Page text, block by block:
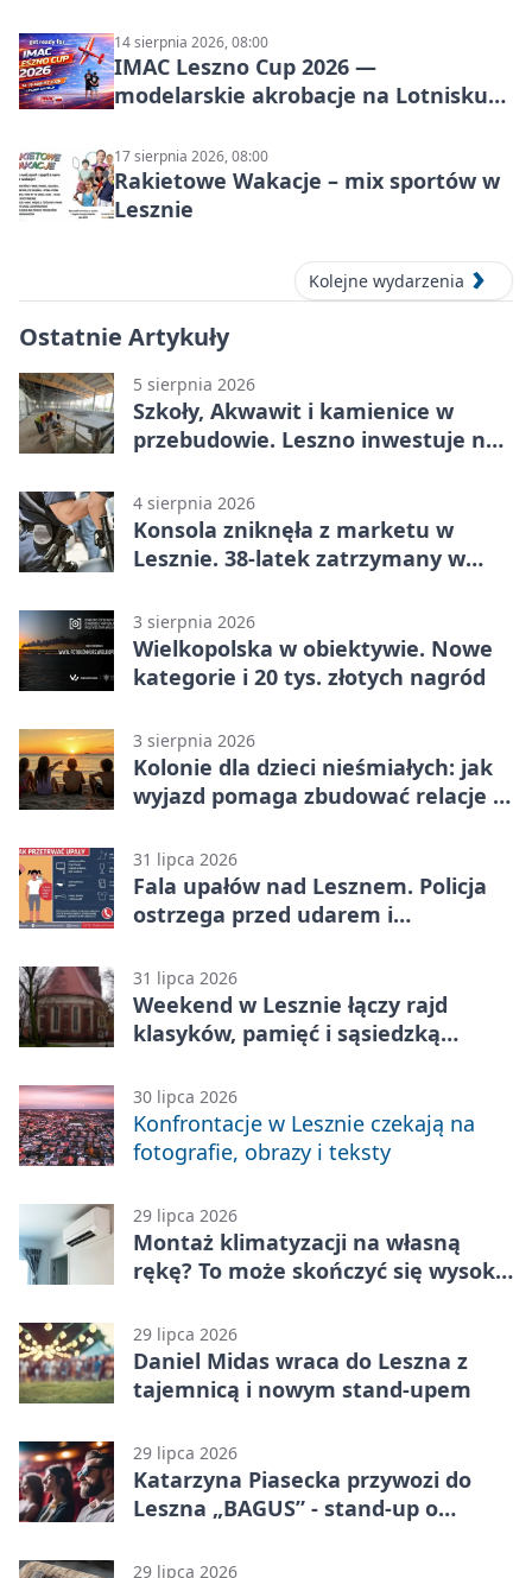
14 sierpnia 2026, 08:00
IMAC Leszno Cup 2026 —
modelarskie akrobacje na Lotnisku
17 sierpnia 2026, 08:00
Rakietowe Wakacje – mix sportów w
Lesznie
Kolejne wydarzenia
Ostatnie Artykuły
5 sierpnia 2026
Szkoły, Akwawit i kamienice w
przebudowie. Leszno inwestuje na
4 sierpnia 2026
Konsola zniknęła z marketu w
Lesznie. 38-latek zatrzymany w
3 sierpnia 2026
Wielkopolska w obiektywie. Nowe
kategorie i 20 tys. złotych nagród
3 sierpnia 2026
Kolonie dla dzieci nieśmiałych: jak
wyjazd pomaga zbudować relacje z
31 lipca 2026
Fala upałów nad Lesznem. Policja
ostrzega przed udarem i
31 lipca 2026
Weekend w Lesznie łączy rajd
klasyków, pamięć i sąsiedzką
30 lipca 2026
Konfrontacje w Lesznie czekają na
fotografie, obrazy i teksty
29 lipca 2026
Montaż klimatyzacji na własną
rękę? To może skończyć się wysoką
29 lipca 2026
Daniel Midas wraca do Leszna z
tajemnicą i nowym stand-upem
29 lipca 2026
Katarzyna Piasecka przywozi do
Leszna „BAGUS” - stand-up o
29 lipca 2026